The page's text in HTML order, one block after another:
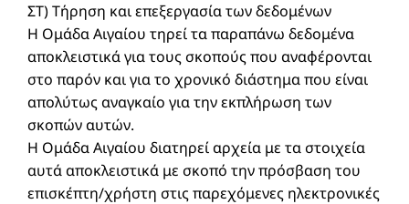
ΣΤ) Τήρηση και επεξεργασία των δεδομένων
Η Ομάδα Αιγαίου τηρεί τα παραπάνω δεδομένα
αποκλειστικά για τους σκοπούς που αναφέρονται
στο παρόν και για το χρονικό διάστημα που είναι
απολύτως αναγκαίο για την εκπλήρωση των
σκοπών αυτών.
Η Ομάδα Αιγαίου διατηρεί αρχεία με τα στοιχεία
αυτά αποκλειστικά με σκοπό την πρόσβαση του
επισκέπτη/χρήστη στις παρεχόμενες ηλεκτρονικές